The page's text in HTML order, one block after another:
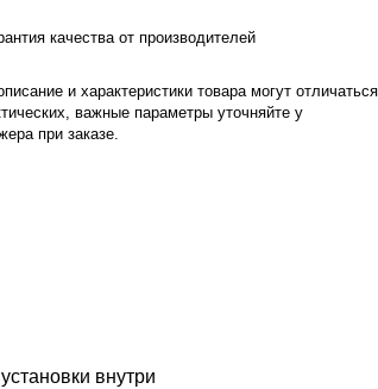
качества от производителей
и характеристики товара могут отличаться
важные параметры уточняйте у
при заказе.
внутри